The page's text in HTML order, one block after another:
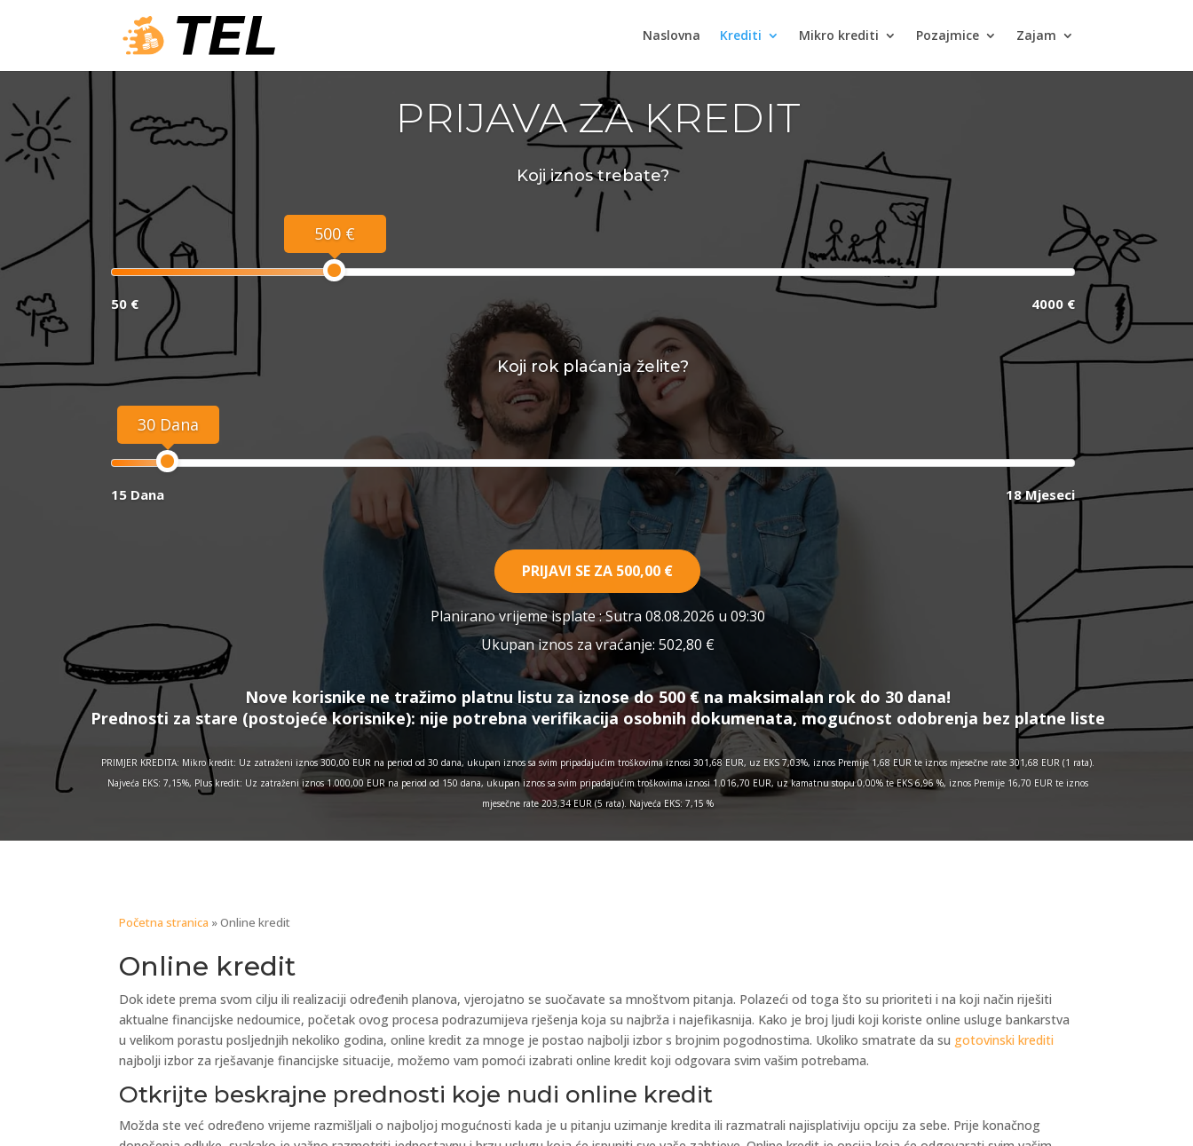
Naslovna Krediti Mikro krediti Pozajmice Zajam
PRIJAVA ZA KREDIT
Koji iznos trebate?
500 €
50 € 4000 €
Koji rok plaćanja želite?
30 Dana
15 Dana 18 Mjeseci
PRIJAVI SE ZA 500,00 €
Planirano vrijeme isplate: Sutra 08.08.2026 u 09:30
Ukupan iznos za vraćanje: 502,80 €
Nove korisnike ne tražimo platnu listu za iznose do 500 € na maksimalan rok do 30 dana!
Prednosti za stare (postojeće korisnike): nije potrebna verifikacija osobnih dokumenata, mogućnost odobrenja bez platne liste
PRIMJER KREDITA: Mikro kredit: Uz zatraženi iznos 300,00 EUR na period od 30 dana, ukupan iznos sa svim pripadajućim troškovima iznosi 301,68 EUR, uz EKS 7,03%, iznos Premije 1,68 EUR te iznos mjesečne rate 301,68 EUR (1 rata).
Najveća EKS: 7,15%, Plus kredit: Uz zatraženi iznos 1.000,00 EUR na period od 150 dana, ukupan iznos sa svim pripadajućim troškovima iznosi 1.016,70 EUR, uz kamatnu stopu 0,00% te EKS 6,96 %, iznos Premije 16,70 EUR te iznos
mjesečne rate 203,34 EUR (5 rata). Najveća EKS: 7,15 %
Početna stranica »Online kredit
Online kredit
Dok idete prema svom cilju ili realizaciji određenih planova, vjerojatno se suočavate sa mnoštvom pitanja. Polazeći od toga što su prioriteti i na koji način riješiti
aktualne financijske nedoumice, početak ovog procesa podrazumijeva rješenja koja su najbrža i najefikasnija. Kako je broj ljudi koji koriste online usluge bankarstva
u velikom porastu posljednjih nekoliko godina, online kredit za mnoge je postao najbolji izbor s brojnim pogodnostima. Ukoliko smatrate da su gotovinski krediti
najbolji izbor za rješavanje financijske situacije, možemo vam pomoći izabrati online kredit koji odgovara svim vašim potrebama.
Otkrijte beskrajne prednosti koje nudi online kredit
Možda ste već određeno vrijeme razmišljali o najboljoj mogućnosti kada je u pitanju uzimanje kredita ili razmatrali najisplativiju opciju za sebe. Prije konačnog